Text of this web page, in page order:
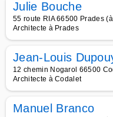
Julie Bouche
55 route RIA 66500 Prades
Architecte à Prades
Jean-Louis
12 chemin Nogarol 66500
Architecte à Codalet
Manuel Branco